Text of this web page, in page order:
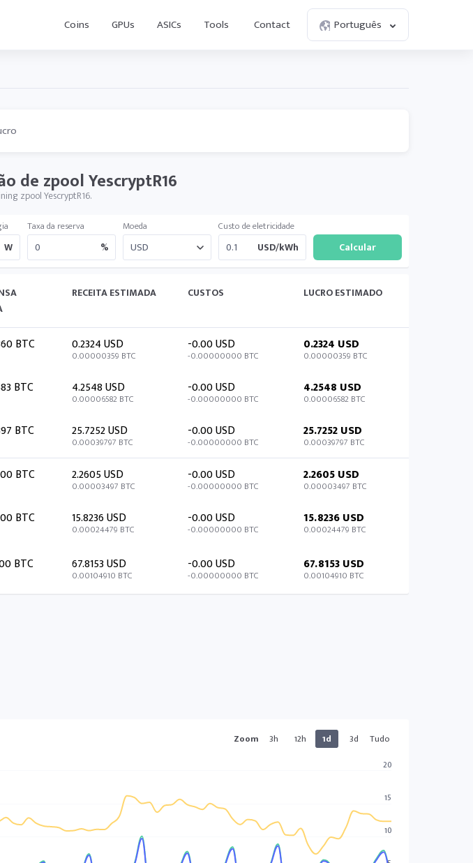
Coins GPUs ASICs Tools Contact Português
de zpool YescryptR16
zpool YescryptR16.
W
Taxa da reserva
%
Moeda Custo de eletricidade
USD/kWh
RECEITA ESTIMADA CUSTOS LUCRO ESTIMADO
BTC 0.2324 USD
0.00000359 BTC
-0.00 USD
-0.00000000 BTC
0.2324 USD
0.00000359 BTC
BTC 4.2548 USD
0.00006582 BTC
-0.00 USD
-0.00000000 BTC
4.2548 USD
0.00006582 BTC
BTC 25.7252 USD
0.00039797 BTC
-0.00 USD
-0.00000000 BTC
25.7252 USD
0.00039797 BTC
BTC 2.2605 USD
0.00003497 BTC
-0.00 USD
-0.00000000 BTC
2.2605 USD
0.00003497 BTC
BTC 15.8236 USD
0.00024479 BTC
-0.00 USD
-0.00000000 BTC
15.8236 USD
0.00024479 BTC
BTC 67.8153 USD
0.00104910 BTC
-0.00 USD
-0.00000000 BTC
67.8153 USD
0.00104910 BTC
Zoom 3h 12h 1d 3d Tudo
10
15
20